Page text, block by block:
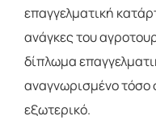
επαγγελματική
ανάγκες του
δίπλωμα
αναγνωρισμένο τόσο
εξωτερικό.